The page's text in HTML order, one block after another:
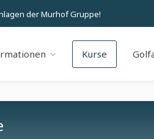
der Murhof Gruppe!
Kurse